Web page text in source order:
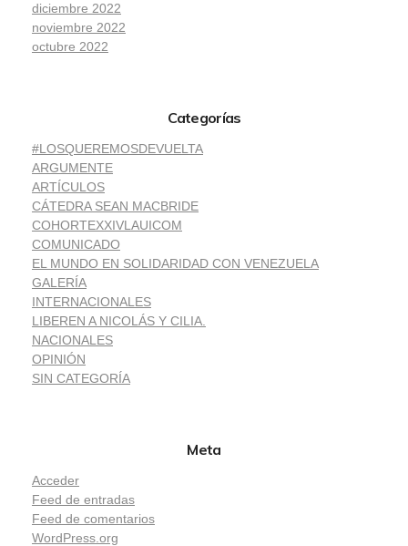
diciembre 2022
noviembre 2022
octubre 2022
Categorías
#LOSQUEREMOSDEVUELTA
ARGUMENTE
ARTÍCULOS
CÁTEDRA SEAN MACBRIDE
COHORTEXXIVLAUICOM
COMUNICADO
EL MUNDO EN SOLIDARIDAD CON VENEZUELA
GALERÍA
INTERNACIONALES
LIBEREN A NICOLÁS Y CILIA.
NACIONALES
OPINIÓN
SIN CATEGORÍA
Meta
Acceder
Feed de entradas
Feed de comentarios
WordPress.org